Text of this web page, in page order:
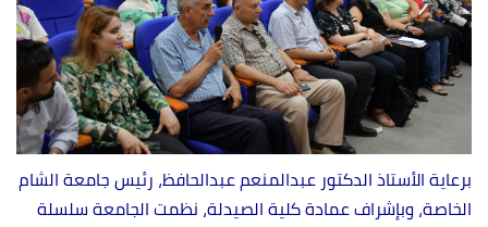
برعاية الأستاذ الدكتور عبدالمنعم عبدالحافظ، رئيس جامعة الشام
الخاصة، وبإشراف عمادة كلية الصيدلة، نظمت الجامعة سلسلة